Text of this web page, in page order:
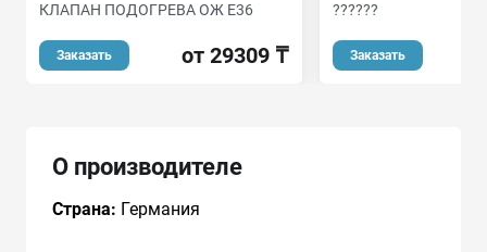
КЛАПАН ПОДОГРЕВА ОЖ E36
Заказать от 29309 ₸
??????
Заказать
О производителе
Страна: Германия